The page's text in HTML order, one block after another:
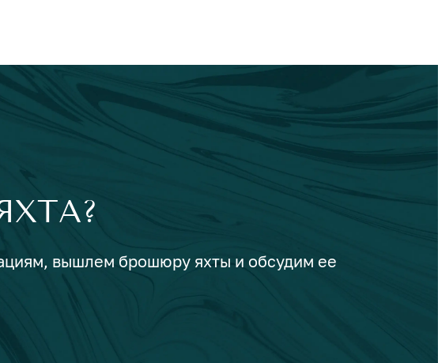
вышлем брошюру яхты и обсудим ее